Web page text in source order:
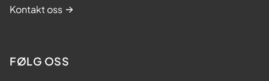
Kontakt oss
FØLG OSS